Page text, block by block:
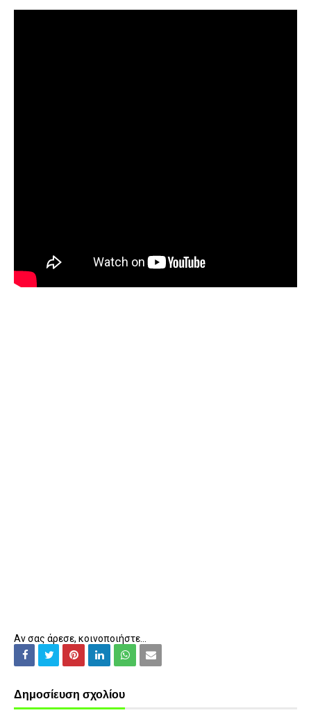
Αν σας άρεσε, κοινοποιήστε...
Δημοσίευση σχολίου